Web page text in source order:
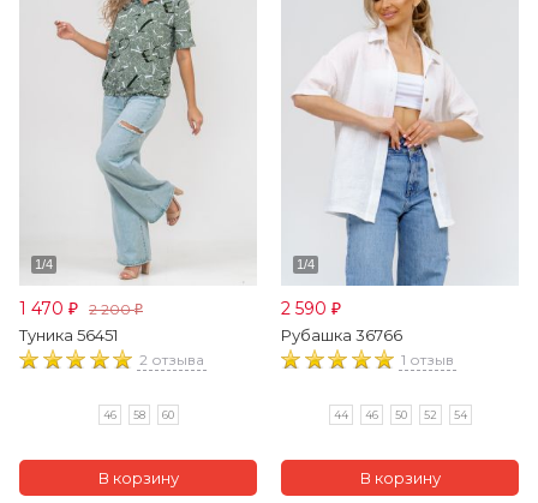
1 470 ₽ 2 200₽
Туника 56451
2 отзыва
46 58 60
2 590 ₽
Рубашка 36766
1 отзыв
44 46 50 52 54